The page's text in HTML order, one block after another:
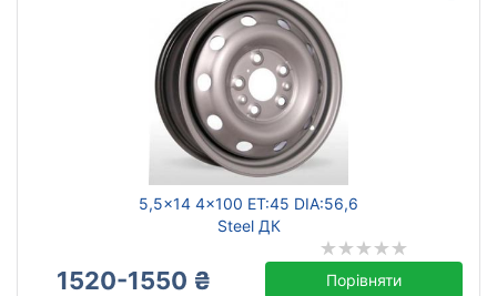
5,5x14 4x100 ET:45 DIA:56,6
Steel ДК
1520-1550 ₴ Порівняти